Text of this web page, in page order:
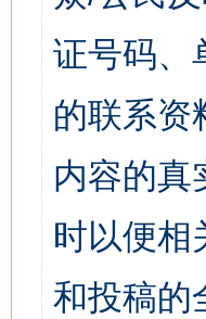
证号码、
的联系资
内容的真
时以便相
和投稿的